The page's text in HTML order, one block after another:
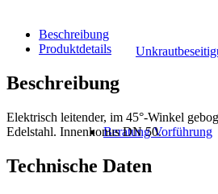
Beratung Vorführung
Beschreibung
Produktdetails
Beschreibung
Elektrisch leitender, im 45°-Winkel
Edelstahl. Innenkonus DN 50.
Technische Daten